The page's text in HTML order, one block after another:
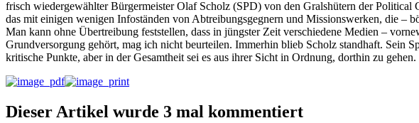
frisch wiedergewählter Bürgermeister Olaf Scholz (SPD) von den Gralshütern der Political
das mit einigen wenigen Infoständen von Abtreibungsgegnern und Missionswerken, die –
Man kann ohne Übertreibung feststellen, dass in jüngster Zeit verschiedene Medien –
Grundversorgung gehört, mag ich nicht beurteilen. Immerhin blieb Scholz standhaft. Sein
kritische Punkte, aber in der Gesamtheit sei es aus ihrer Sicht in Ordnung, dorthin zu gehen.
Dieser Artikel wurde 3 mal kommentiert